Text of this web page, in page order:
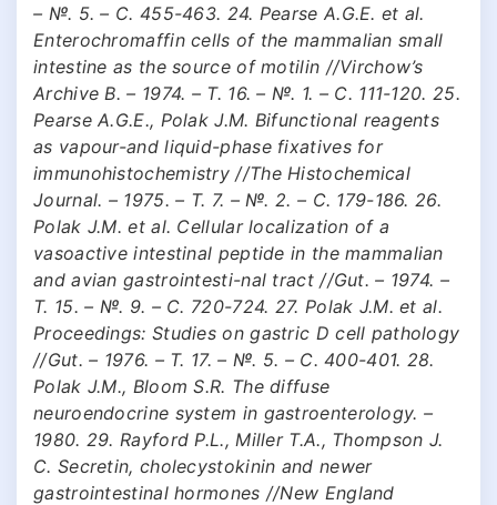
– №. 5. – С. 455-463. 24. Pearse A.G.E. et al.
Enterochromaffin cells of the mammalian small
intestine as the source of motilin //Virchow’s
Archive B. – 1974. – Т. 16. – №. 1. – С. 111-120. 25.
Pearse A.G.E., Polak J.M. Bifunctional reagents
as vapour-and liquid-phase fixatives for
immunohistochemistry //The Histochemical
Journal. – 1975. – Т. 7. – №. 2. – С. 179-186. 26.
Polak J.M. et al. Cellular localization of a
vasoactive intestinal peptide in the mammalian
and avian gastrointesti-nal tract //Gut. – 1974. –
Т. 15. – №. 9. – С. 720-724. 27. Polak J.M. et al.
Proceedings: Studies on gastric D cell pathology
//Gut. – 1976. – Т. 17. – №. 5. – С. 400-401. 28.
Polak J.M., Bloom S.R. The diffuse
neuroendocrine system in gastroenterology. –
1980. 29. Rayford P.L., Miller T.A., Thompson J.
C. Secretin, cholecystokinin and newer
gastrointestinal hormones //New England